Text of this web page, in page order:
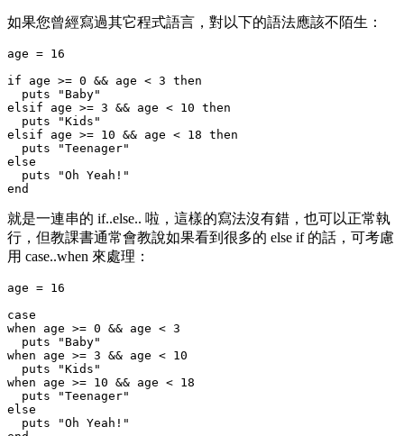
如果您曾經寫過其它程式語言，對以下的語法應該不陌生：
age = 16
if age >= 0 && age < 3 then
  puts "Baby"
elsif age >= 3 && age < 10 then
  puts "Kids"
elsif age >= 10 && age < 18 then
  puts "Teenager"
else
  puts "Oh Yeah!"
就是一連串的 if..else.. 啦，這樣的寫法沒有錯，也可以正常執
行，但教課書通常會教說如果看到很多的 else if 的話，可考慮
用 case..when 來處理：
age = 16
case
when age >= 0 && age < 3
  puts "Baby"
when age >= 3 && age < 10
  puts "Kids"
when age >= 10 && age < 18
  puts "Teenager"
else
  puts "Oh Yeah!"